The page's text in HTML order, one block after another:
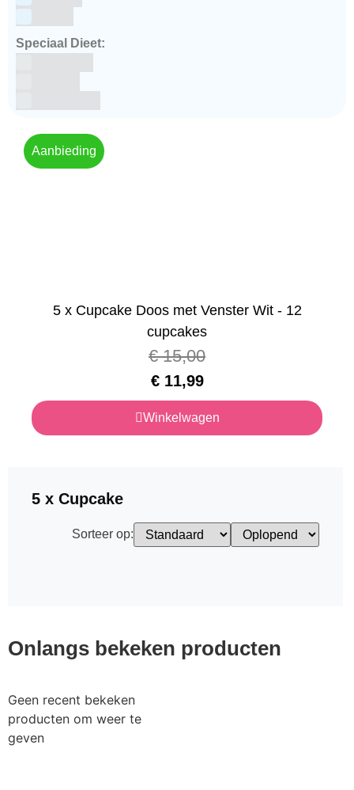
Speciaal Dieet:
Aanbieding
5 x Cupcake Doos met Venster Wit - 12
cupcakes
€15,00
€11,99
Winkelwagen
5 x Cupcake
Sorteer op:
Onlangs bekeken producten
Geen recent bekeken
producten om weer te
geven